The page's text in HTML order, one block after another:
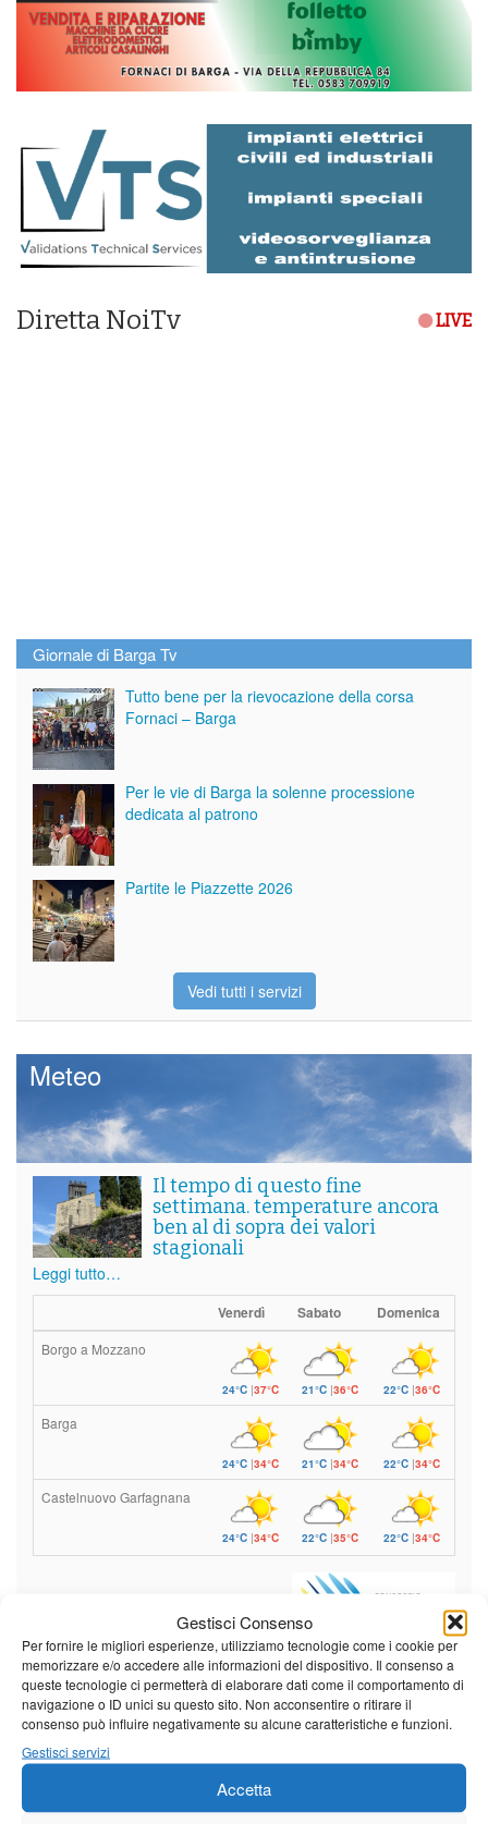
Gestisci Consenso
Per fornire le migliori esperienze, utilizziamo tecnologie come i cookie per
memorizzare e/o accedere alle informazioni del dispositivo. Il consenso a
queste tecnologie ci permetterà di elaborare dati come il comportamento di
navigazione o ID unici su questo sito. Non acconsentire o ritirare il
consenso può influire negativamente su alcune caratteristiche e funzioni.
Gestisci servizi
Accetta
Diretta NoiTv LIVE
Giornale di Barga Tv
Tutto bene per la rievocazione della corsa
Fornaci – Barga
Per le vie di Barga la solenne processione
dedicata al patrono
Partite le Piazzette 2026
Vedi tutti i servizi
Meteo
Il tempo di questo fine
settimana. temperature ancora
ben al di sopra dei valori
stagionali
Leggi tutto…
Venerdì Sabato Domenica
Borgo a Mozzano
24°C|37°C 21°C|36°C 22°C |36°C
Barga
24°C|34°C 21°C|34°C 22°C |34°C
Castelnuovo Garfagnana
24°C|34°C 22°C|35°C 22°C |34°C
Calendario eventi
« Lug
G